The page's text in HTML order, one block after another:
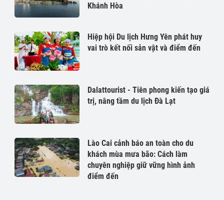
Khánh Hòa
Hiệp hội Du lịch Hưng Yên phát huy
vai trò kết nối sản vật và điểm đến
Dalattourist - Tiên phong kiến tạo giá
trị, nâng tầm du lịch Đà Lạt
Lào Cai cảnh báo an toàn cho du
khách mùa mưa bão: Cách làm
chuyên nghiệp giữ vững hình ảnh
điểm đến